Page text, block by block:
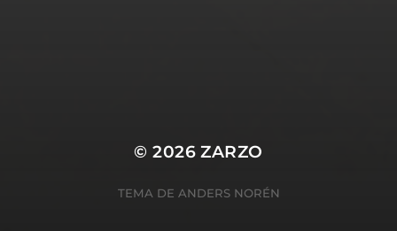
© 2026ZARZO
TEMA DE ANDERS NORÉN